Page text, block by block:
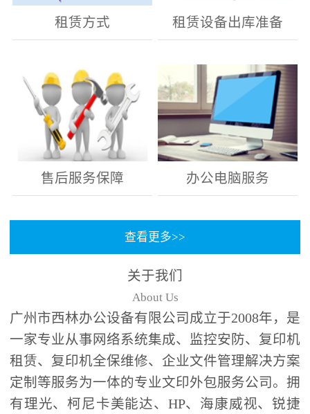
租赁方式 租赁设备出库准备
售后服务保障 办公电脑服务
查看更多>>
关于我们
About Us
广州市西林办公设备有限公司成立于2008年，是
一家专业从事网络系统集成、监控安防、复印机
租赁、复印机全保维修、企业文件管理解决方案
定制等服务为一体的专业文印外包服务公司。拥
有理光、柯尼卡美能达、HP、海康威视、锐捷